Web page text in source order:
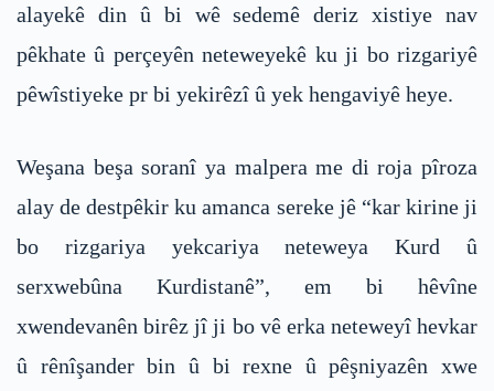
alayekê din û bi wê sedemê deriz xistiye nav
pêkhate û perçeyên neteweyekê ku ji bo rizgariyê
pêwîstiyeke pr bi yekirêzî û yek hengaviyê heye.
Weşana beşa soranî ya malpera me di roja pîroza
alay de destpêkir ku amanca sereke jê “kar kirine ji
bo rizgariya yekcariya neteweya Kurd û
serxwebûna Kurdistanê”, em bi hêvîne
xwendevanên birêz jî ji bo vê erka neteweyî hevkar
û rênîşander bin û bi rexne û pêşniyazên xwe